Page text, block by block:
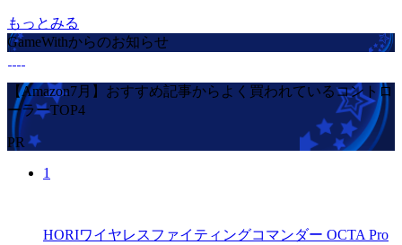
もっとみる
GameWithからのお知らせ
【Amazon7月】おすすめ記事からよく買われているコントロ
ーラーTOP4
PR
1
HORIワイヤレスファイティングコマンダー OCTA Pro